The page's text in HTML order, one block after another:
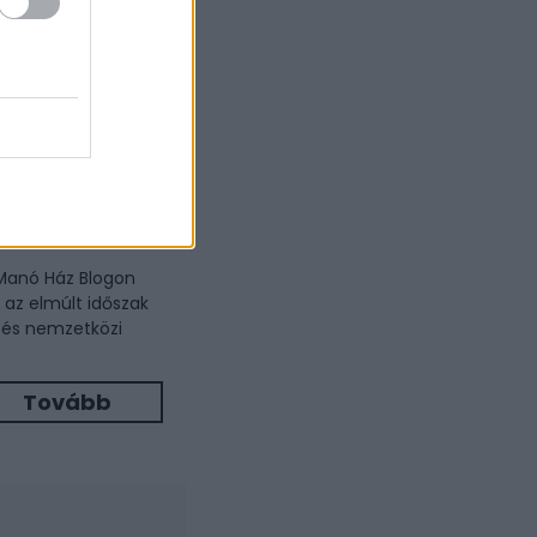
a
6,6 millió
Ház Blogon
elmúlt időszak
nemzetközi
Tovább